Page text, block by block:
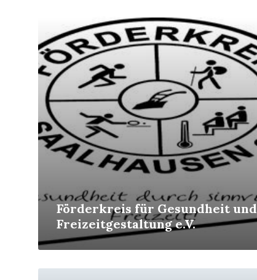
Förderkreis für Gesundheit und
Freizeitgestaltung e.V.
erfahren